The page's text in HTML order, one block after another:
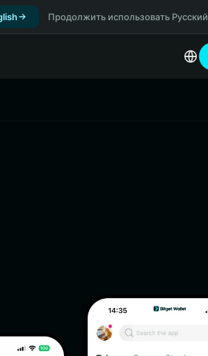
Продолжить использовать Русский